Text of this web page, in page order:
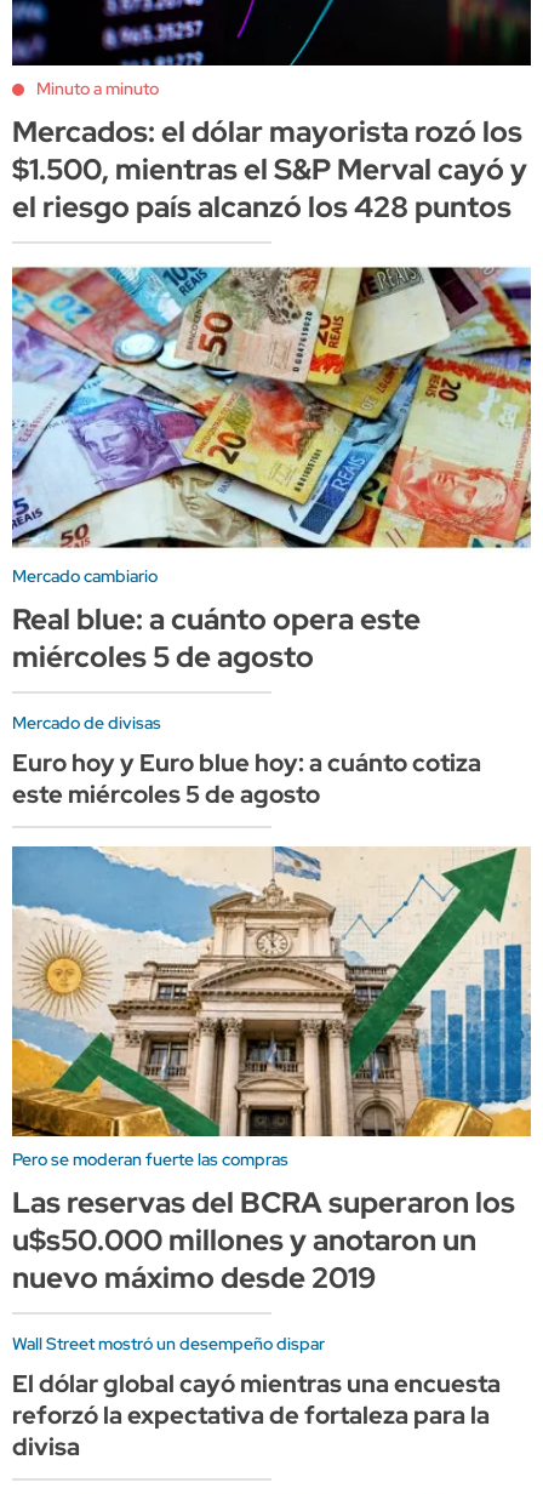
Minuto a minuto
Mercados: el dólar mayorista rozó los
$1.500, mientras el S&P Merval cayó y
el riesgo país alcanzó los 428 puntos
Mercado cambiario
Real blue: a cuánto opera este
miércoles 5 de agosto
Mercado de divisas
Euro hoy y Euro blue hoy: a cuánto cotiza
este miércoles 5 de agosto
Pero se moderan fuerte las compras
Las reservas del BCRA superaron los
u$s50.000 millones y anotaron un
nuevo máximo desde 2019
Wall Street mostró un desempeño dispar
El dólar global cayó mientras una encuesta
reforzó la expectativa de fortaleza para la
divisa